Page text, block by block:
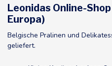
Leonidas Online-
Europa)
Belgische Pralinen und
geliefert.